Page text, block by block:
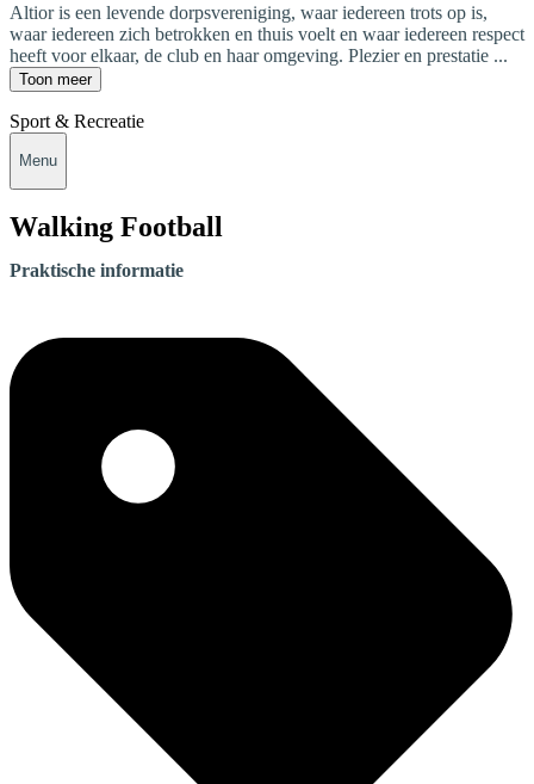
Altior is een levende dorpsvereniging, waar iedereen trots op is,
waar iedereen zich betrokken en thuis voelt en waar iedereen respect
heeft voor elkaar, de club en haar omgeving. Plezier en prestatie ...
Toon meer
Sport & Recreatie
Menu
Walking Football
Praktische informatie